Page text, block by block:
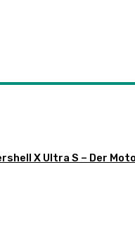
X Ultra S – Der